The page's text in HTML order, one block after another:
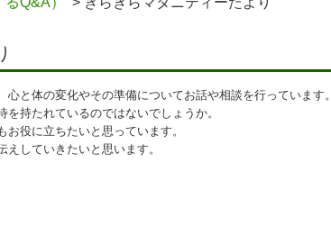
と体の変化やその準備についてお話や相談を行っています。
持たれているのではないでしょうか。
役に立ちたいと思っています。
していきたいと思います。